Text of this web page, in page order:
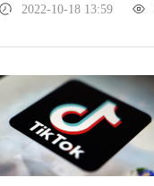
2022-10-18 13:59